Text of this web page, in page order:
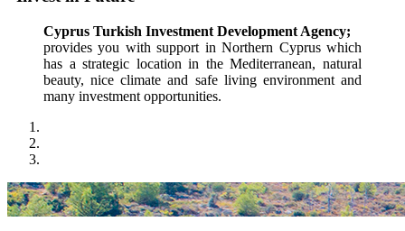
Cyprus Turkish Investment Development Agency;
provides you with support in Northern Cyprus which
has a strategic location in the Mediterranean, natural
beauty, nice climate and safe living environment and
many investment opportunities.